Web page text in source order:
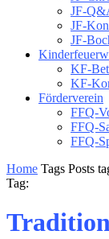
JF-
JF-
JF-
KF-
KF-
Förderverein
FFQ-
FFQ-
FFQ-
Home Tags Posts
Tag: